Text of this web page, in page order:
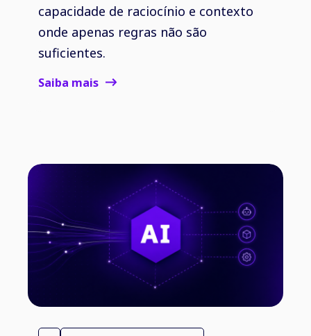
capacidade de raciocínio e contexto
onde apenas regras não são
suficientes.
Saiba mais